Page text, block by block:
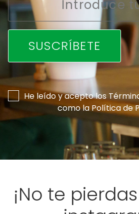
*
He leído y acepto los
como laPolítica de
*
¡No te